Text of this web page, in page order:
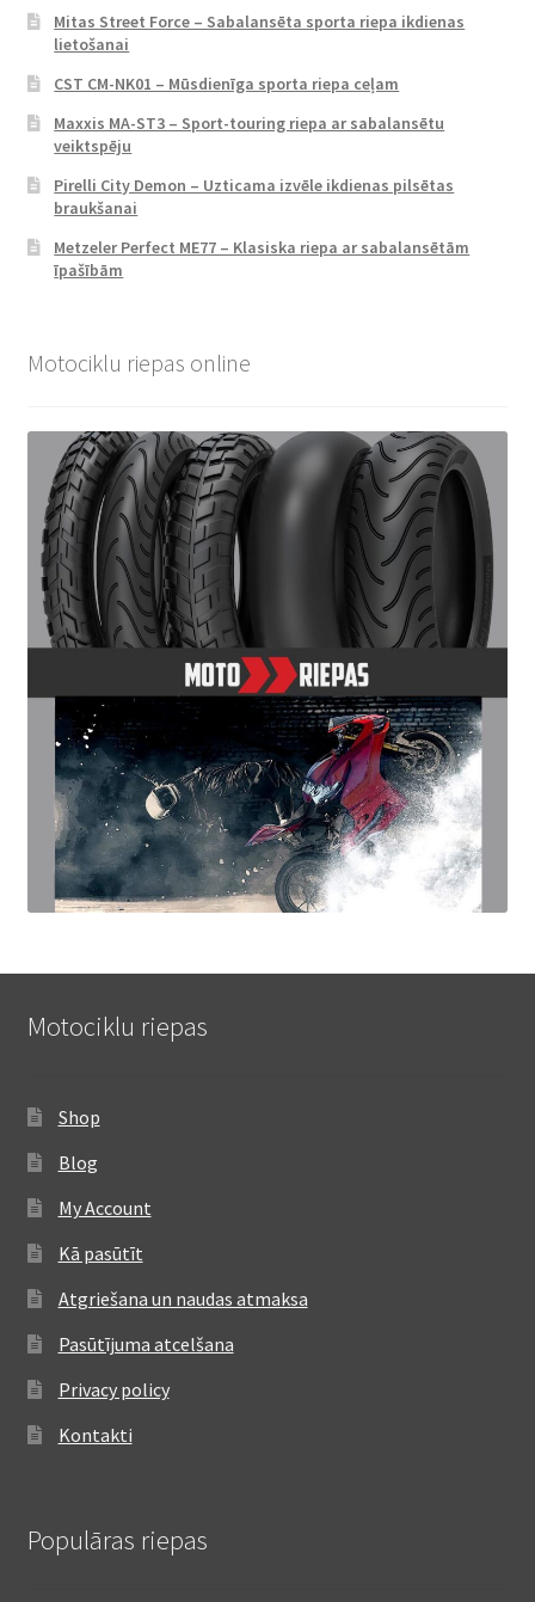
Mitas Street Force – Sabalansēta sporta riepa ikdienas
lietošanai
CST CM-NK01 – Mūsdienīga sporta riepa ceļam
Maxxis MA-ST3 – Sport-touring riepa ar sabalansētu
veiktspēju
Pirelli City Demon – Uzticama izvēle ikdienas pilsētas
braukšanai
Metzeler Perfect ME77 – Klasiska riepa ar sabalansētām
īpašībām
Motociklu riepas online
Motociklu riepas
Shop
Blog
My Account
Kā pasūtīt
Atgriešana un naudas atmaksa
Pasūtījuma atcelšana
Privacy policy
Kontakti
Populāras riepas